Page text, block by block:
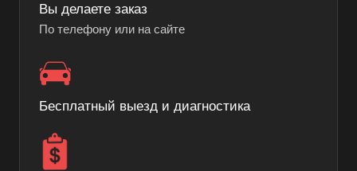
Вы делаете заказ
По телефону или на сайте
Бесплатный выезд и диагностика